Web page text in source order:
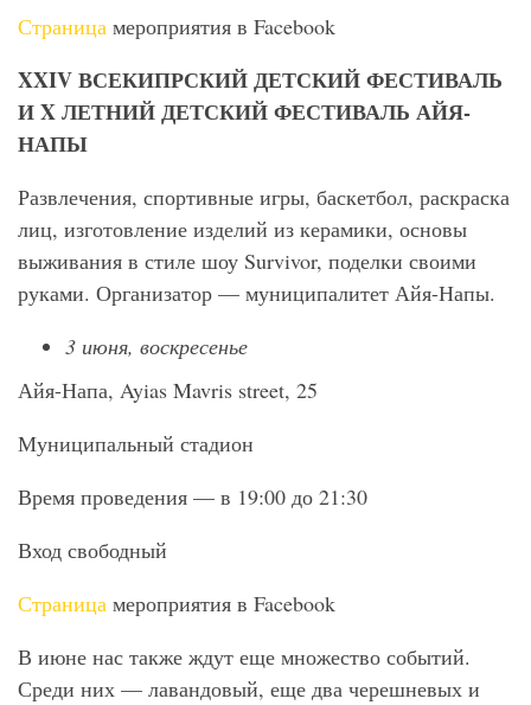
Страница мероприятия в Facebook
XXIVВСЕКИПРСКИЙ ДЕТСКИЙ ФЕСТИВАЛЬ
И XЛЕТНИЙ ДЕТСКИЙ ФЕСТИВАЛЬ АЙЯ-
НАПЫ
Развлечения, спортивные игры, баскетбол, раскраска
лиц, изготовление изделий из керамики, основы
выживания в стиле шоу Survivor, поделки своими
руками. Организатор — муниципалитет Айя-Напы.
3 июня, воскресенье
Айя-Напа, Ayias Mavris street, 25
Муниципальный стадион
Время проведения — в 19:00 до 21:30
Вход свободный
Страница мероприятия в Facebook
В июне нас также ждут еще множество событий.
Среди них — лавандовый, еще два черешневых и